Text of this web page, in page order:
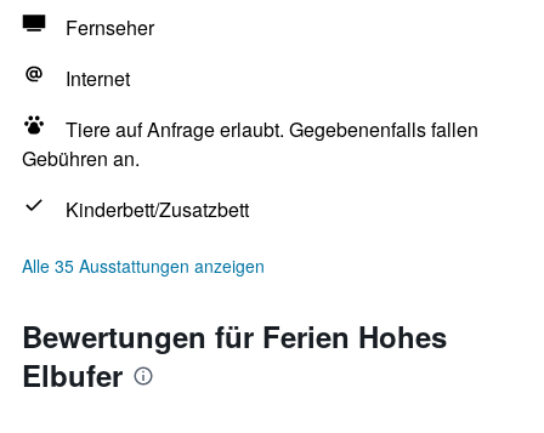
Fernseher
Internet
Tiere auf Anfrage erlaubt. Gegebenenfalls fallen
Gebühren an.
Kinderbett/Zusatzbett
Alle 35 Ausstattungen anzeigen
Bewertungen für Ferien Hohes
Elbufer